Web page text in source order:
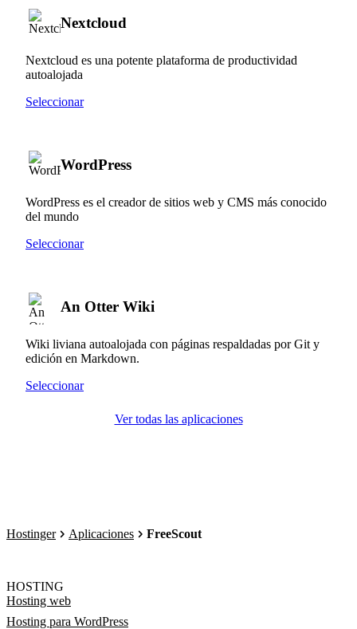
Nextcloud
Nextcloud es una potente plataforma de productividad
autoalojada
Seleccionar
WordPress
WordPress es el creador de sitios web y CMS más conocido
del mundo
Seleccionar
An Otter Wiki
Wiki liviana autoalojada con páginas respaldadas por Git y
edición en Markdown.
Seleccionar
Ver todas las aplicaciones
Hostinger Aplicaciones FreeScout
HOSTING
Hosting web
Hosting para WordPress